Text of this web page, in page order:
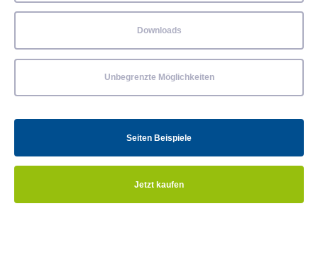
Downloads
Unbegrenzte Möglichkeiten
Seiten Beispiele
Jetzt kaufen